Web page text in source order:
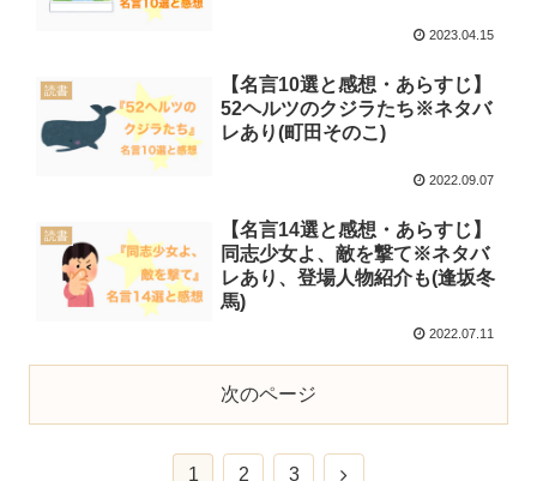
2023.04.15
読書
【名言10選と感想・あらすじ】
52ヘルツのクジラたち※ネタバ
レあり(町田そのこ)
2022.09.07
読書
【名言14選と感想・あらすじ】
同志少女よ、敵を撃て※ネタバ
レあり、登場人物紹介も(逢坂冬
馬)
2022.07.11
次のページ
1 2 3